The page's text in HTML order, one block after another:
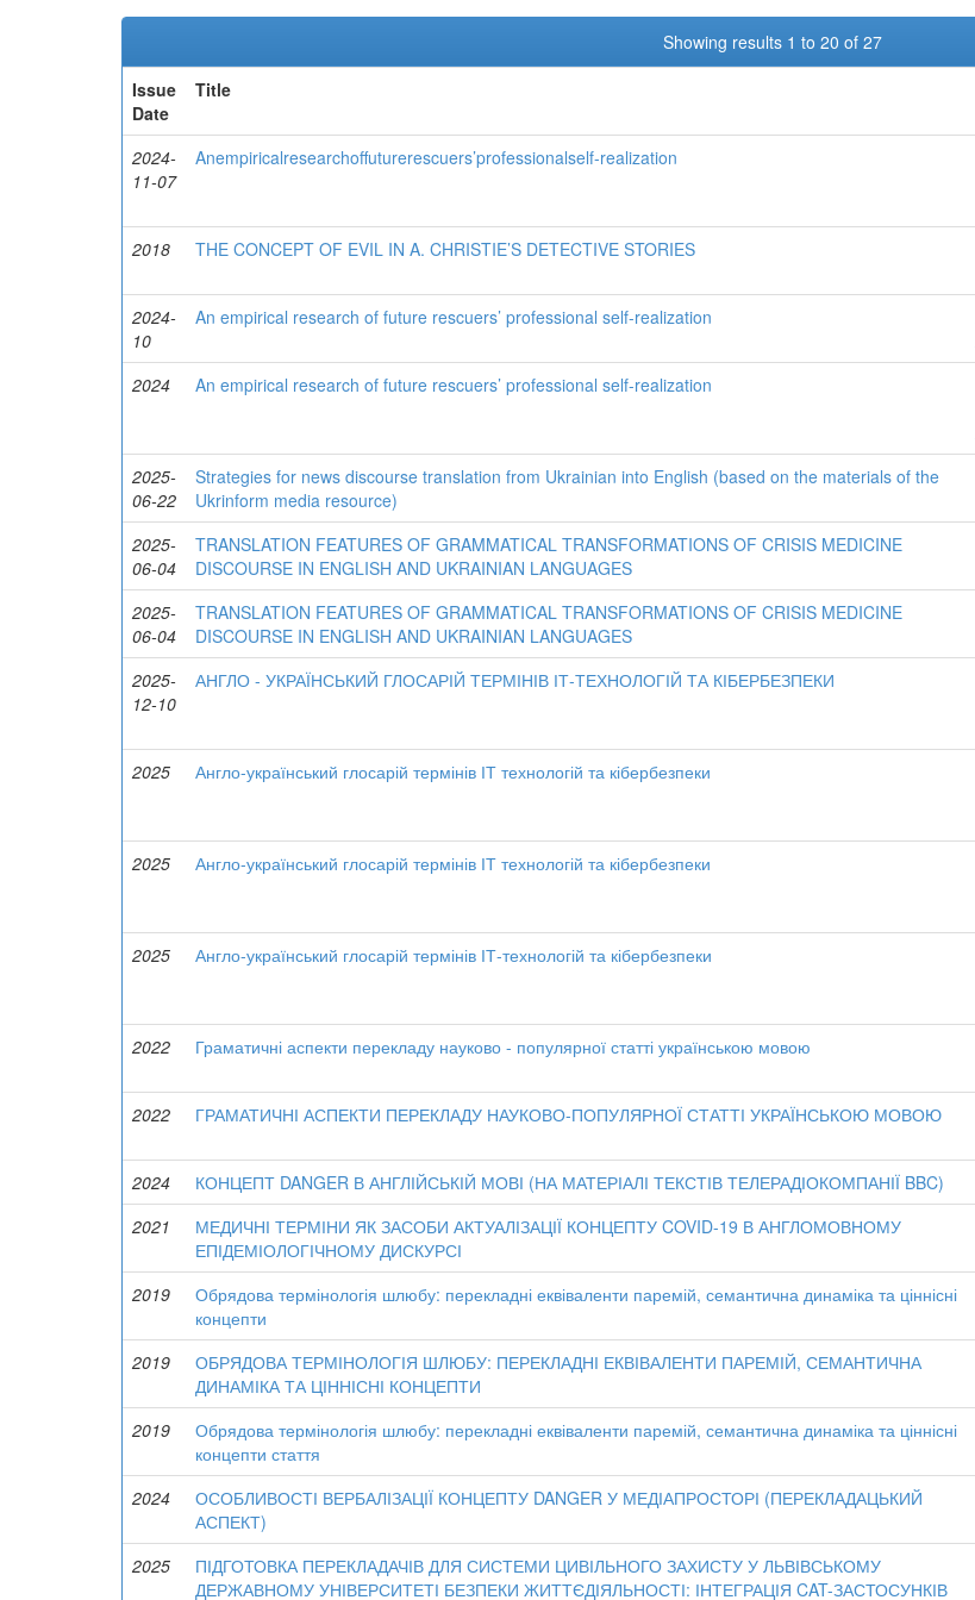
Showing results 1 to 20 of 27
Issue
Date
Title
2024-
11-07
Anempiricalresearchoffuturerescuers’professionalself-realization
2018
THE CONCEPT OF EVIL IN A. CHRISTIE’S DETECTIVE STORIES
2024-
10
An empirical research of future rescuers’ professional self-realization
2024
An empirical research of future rescuers’ professional self-realization
2025-
06-22
Strategies for news discourse translation from Ukrainian into English (based on the materials of the
Ukrinform media resource)
2025-
06-04
TRANSLATION FEATURES OF GRAMMATICAL TRANSFORMATIONS OF CRISIS MEDICINE
DISCOURSE IN ENGLISH AND UKRAINIAN LANGUAGES
2025-
06-04
TRANSLATION FEATURES OF GRAMMATICAL TRANSFORMATIONS OF CRISIS MEDICINE
DISCOURSE IN ENGLISH AND UKRAINIAN LANGUAGES
2025-
12-10
АНГЛО - УКРАЇНСЬКИЙ ГЛОСАРІЙ ТЕРМІНІВ ІТ-ТЕХНОЛОГІЙ ТА КІБЕРБЕЗПЕКИ
2025
Англо-український глосарій термінів ІТ технологій та кібербезпеки
2025
Англо-український глосарій термінів ІТ технологій та кібербезпеки
2025
Англо-український глосарій термінів ІТ-технологій та кібербезпеки
2022
Граматичні аспекти перекладу науково - популярної статті українською мовою
2022
ГРАМАТИЧНІ АСПЕКТИ ПЕРЕКЛАДУ НАУКОВО-ПОПУЛЯРНОЇ СТАТТІ УКРАЇНСЬКОЮ МОВОЮ
2024
КОНЦЕПТ DANGER В АНГЛІЙСЬКІЙ МОВІ (НА МАТЕРІАЛІ ТЕКСТІВ ТЕЛЕРАДІОКОМПАНІЇ BBC)
2021
МЕДИЧНІ ТЕРМІНИ ЯК ЗАСОБИ АКТУАЛІЗАЦІЇ КОНЦЕПТУ COVID-19 В АНГЛОМОВНОМУ
ЕПІДЕМІОЛОГІЧНОМУ ДИСКУРСІ
2019
Обрядова термінологія шлюбу: перекладні еквіваленти паремій, семантична динаміка та ціннісні
концепти
2019
ОБРЯДОВА ТЕРМІНОЛОГІЯ ШЛЮБУ: ПЕРЕКЛАДНІ ЕКВІВАЛЕНТИ ПАРЕМІЙ, СЕМАНТИЧНА
ДИНАМІКА ТА ЦІННІСНІ КОНЦЕПТИ
2019
Обрядова термінологія шлюбу: перекладні еквіваленти паремій, семантична динаміка та ціннісні
концепти стаття
2024
ОСОБЛИВОСТІ ВЕРБАЛІЗАЦІЇ КОНЦЕПТУ DANGER У МЕДІАПРОСТОРІ (ПЕРЕКЛАДАЦЬКИЙ
АСПЕКТ)
2025
ПІДГОТОВКА ПЕРЕКЛАДАЧІВ ДЛЯ СИСТЕМИ ЦИВІЛЬНОГО ЗАХИСТУ У ЛЬВІВСЬКОМУ
ДЕРЖАВНОМУ УНІВЕРСИТЕТІ БЕЗПЕКИ ЖИТТЄДІЯЛЬНОСТІ: ІНТЕГРАЦІЯ CAT-ЗАСТОСУНКІВ